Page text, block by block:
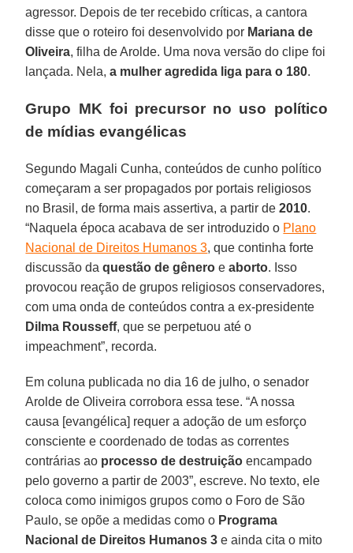
agressor. Depois de ter recebido críticas, a cantora
disse que o roteiro foi desenvolvido por Mariana de
Oliveira, filha de Arolde. Uma nova versão do clipe foi
lançada. Nela,a mulher agredida liga para o 180.
Grupo MK foi precursor no uso político
de mídias evangélicas
Segundo Magali Cunha, conteúdos de cunho político
começaram a ser propagados por portais religiosos
no Brasil, de forma mais assertiva, a partir de2010.
“Naquela época acabava de ser introduzido o Plano
Nacional de Direitos Humanos 3, que continha forte
discussão daquestão de gênero eaborto. Isso
provocou reação de grupos religiosos conservadores,
com uma onda de conteúdos contra a ex-presidente
Dilma Rousseff, que se perpetuou até o
impeachment”, recorda.
Em coluna publicada no dia 16 de julho, o senador
Arolde de Oliveira corrobora essa tese. “A nossa
causa [evangélica] requer a adoção de um esforço
consciente e coordenado de todas as correntes
contrárias ao processo de destruição encampado
pelo governo a partir de 2003”, escreve. No texto, ele
coloca como inimigos grupos como o Foro de São
Paulo, se opõe a medidas como o Programa
Nacional de Direitos Humanos 3 e ainda cita o mito